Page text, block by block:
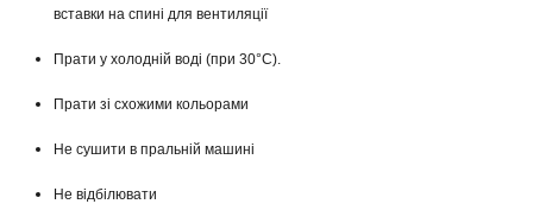
вставки на спині для вентиляції
Прати у холодній воді (при 30°C).
Прати зі схожими кольорами
Не сушити в пральній машині
Не відбілювати